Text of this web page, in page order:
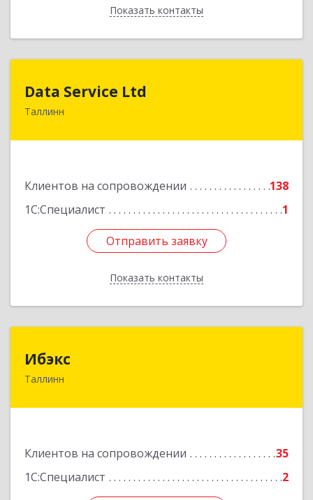
Показать контакты
Назад
Data Service Ltd
Таллинн
Клиентов на сопровождении
138
1С:Специалист
1
Отправить заявку
Показать контакты
Отправить заявку
Назад
Ибэкс
Таллинн
Клиентов на сопровождении
35
1С:Специалист
2
Таллин, 13522, ул. Вабаыхумуузеуми, 5/II - 37